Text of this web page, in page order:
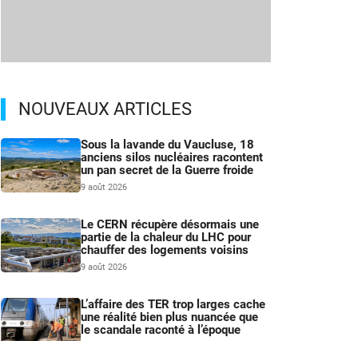
NOUVEAUX ARTICLES
Sous la lavande du Vaucluse, 18
anciens silos nucléaires racontent
un pan secret de la Guerre froide
9 août 2026
Le CERN récupère désormais une
partie de la chaleur du LHC pour
chauffer des logements voisins
9 août 2026
L’affaire des TER trop larges cache
une réalité bien plus nuancée que
le scandale raconté à l’époque